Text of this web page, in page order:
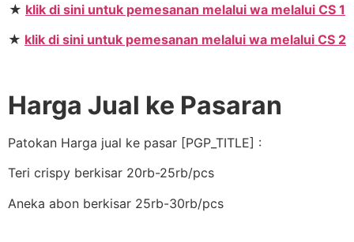
★ klik di sini untuk pemesanan melalui wa melalui CS 1
★ klik di sini untuk pemesanan melalui wa melalui CS 2
Harga Jual ke Pasaran
Patokan Harga jual ke pasar [PGP_TITLE] :
Teri crispy berkisar 20rb-25rb/pcs
Aneka abon berkisar 25rb-30rb/pcs